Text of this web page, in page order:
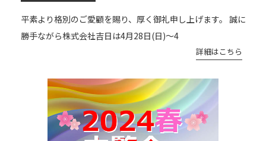
平素より格別のご愛顧を賜り、厚く御礼申し上げます。 誠に
勝手ながら株式会社吉日は4月28日(日)～4
詳細はこちら